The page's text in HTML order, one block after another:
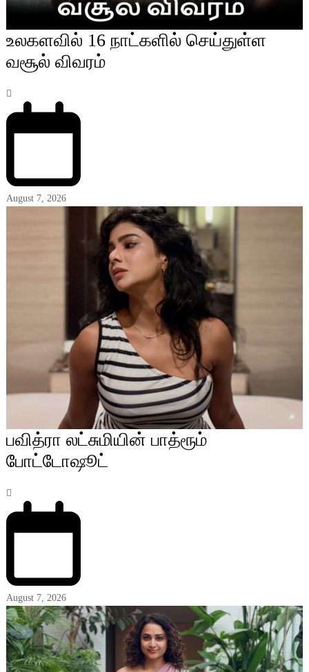
உலகளவில் 16 நாட்களில் செய்துள்ள
வசூல் விவரம்
August 7, 2026
பவித்ரா லட்சுமியின் பாத்ரூம்
போட்டோஷூட்
August 7, 2026